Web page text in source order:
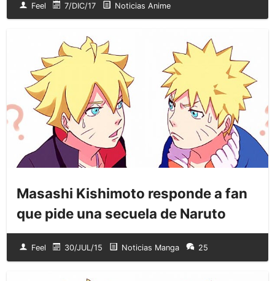
Feel 7/DIC/17 Noticias Anime
Masashi Kishimoto responde a fan
que pide una secuela de Naruto
Feel 30/JUL/15 Noticias Manga 25